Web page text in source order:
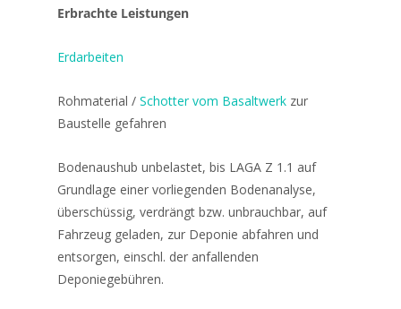
Erbrachte Leistungen
Erdarbeiten
Rohmaterial / Schotter vom Basaltwerk zur
Baustelle gefahren
Bodenaushub unbelastet, bis LAGA Z 1.1 auf
Grundlage einer vorliegenden Bodenanalyse,
überschüssig, verdrängt bzw. unbrauchbar, auf
Fahrzeug geladen, zur Deponie abfahren und
entsorgen, einschl. der anfallenden
Deponiegebühren.